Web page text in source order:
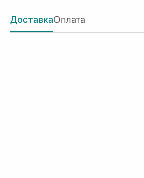
ДоставкаОплата